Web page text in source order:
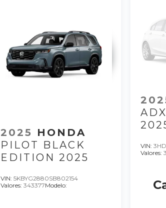
2025
HONDA
PILOT BLACK
EDITION 2025
VIN:5KBYG2880SB802154
Valores:343377Modelo:
VIN:
Valores: